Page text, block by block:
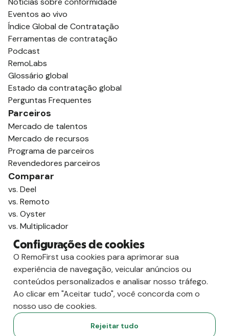
Eventos ao vivo
Índice Global de Contratação
Ferramentas de contratação
Podcast
RemoLabs
Glossário global
Estado da contratação global
Perguntas Frequentes
Parceiros
Mercado de talentos
Mercado de recursos
Programa de parceiros
Revendedores parceiros
Comparar
vs. Deel
vs. Remoto
vs. Oyster
vs. Multiplicador
Configurações de cookies
O RemoFirst usa cookies para aprimorar sua
experiência de navegação, veicular anúncios ou
conteúdos personalizados e analisar nosso tráfego.
Ao clicar em "Aceitar tudo", você concorda com o
nosso uso de cookies.
Rejeitar tudo